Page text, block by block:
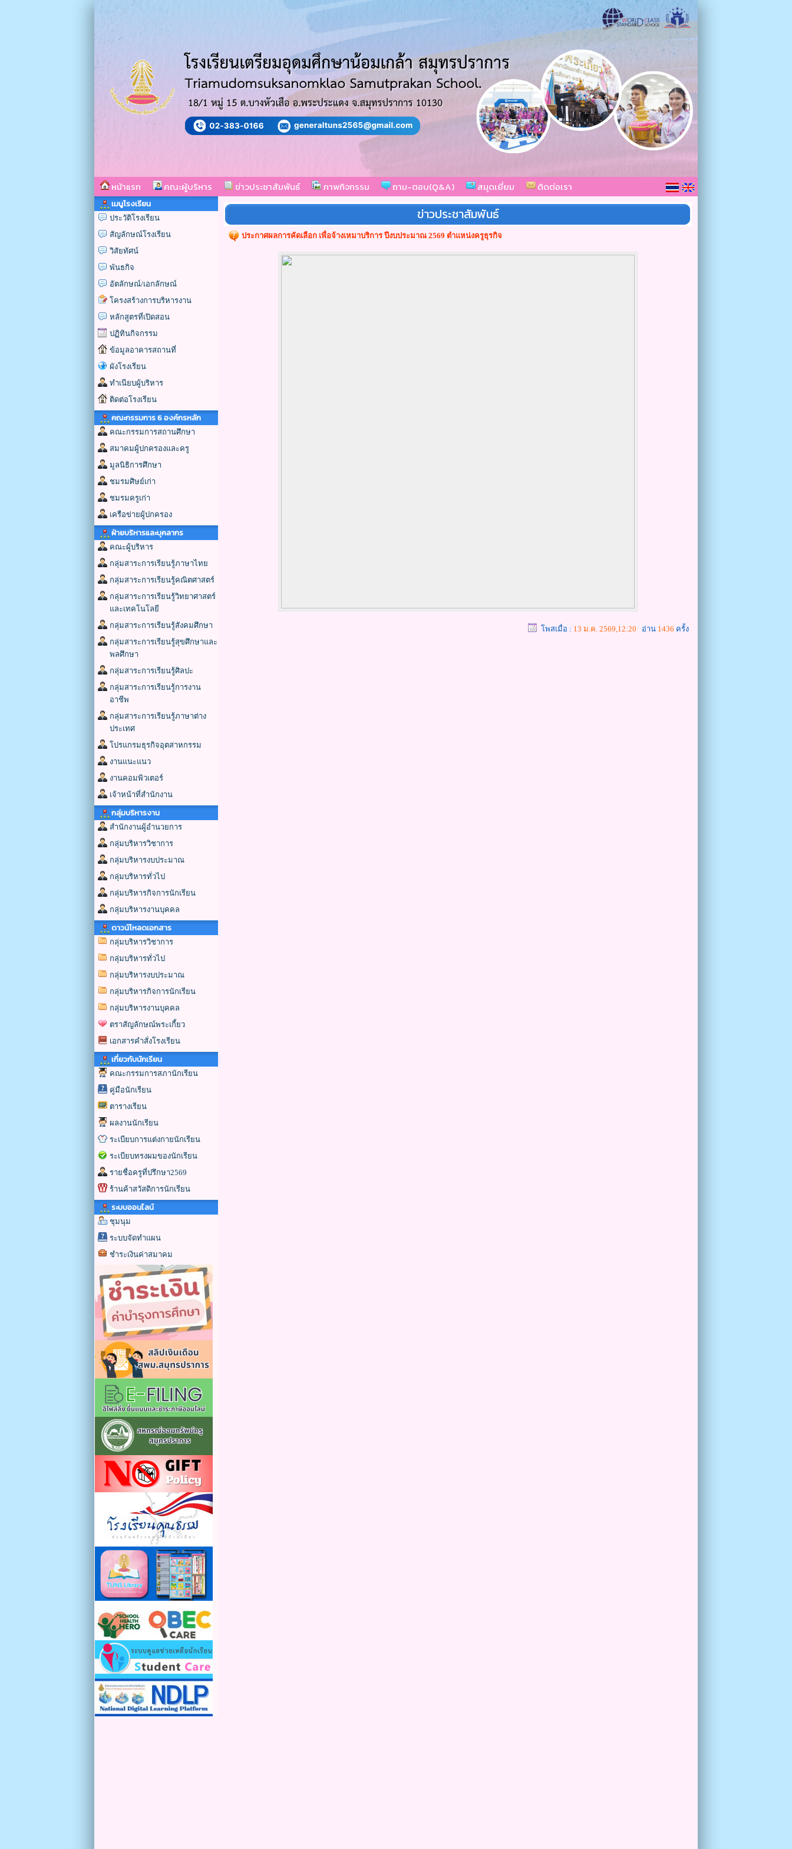
หน้าแรก คณะผู้บริหาร ข่าวประชาสัมพันธ์ ภาพกิจกรรม ถาม-ตอบ(Q&A) สมุดเยี่ยม ติดต่อเรา
เมนูโรงเรียน
ประวัติโรงเรียน
สัญลักษณ์โรงเรียน
วิสัยทัศน์
พันธกิจ
อัตลักษณ์/เอกลักษณ์
โครงสร้างการบริหารงาน
หลักสูตรที่เปิดสอน
ปฏิทินกิจกรรม
ข้อมูลอาคารสถานที่
ผังโรงเรียน
ทำเนียบผู้บริหาร
ติดต่อโรงเรียน
คณะกรรมการ 6 องค์กรหลัก
คณะกรรมการสถานศึกษา
สมาคมผู้ปกครองและครู
มูลนิธิการศึกษา
ชมรมศิษย์เก่า
ชมรมครูเก่า
เครือข่ายผู้ปกครอง
ฝ่ายบริหารและบุคลากร
คณะผู้บริหาร
กลุ่มสาระการเรียนรู้ภาษาไทย
กลุ่มสาระการเรียนรู้คณิตศาสตร์
กลุ่มสาระการเรียนรู้วิทยาศาสตร์
และเทคโนโลยี
กลุ่มสาระการเรียนรู้สังคมศึกษา
กลุ่มสาระการเรียนรู้สุขศึกษาและ
พลศึกษา
กลุ่มสาระการเรียนรู้ศิลปะ
กลุ่มสาระการเรียนรู้การงาน
อาชีพ
กลุ่มสาระการเรียนรู้ภาษาต่าง
ประเทศ
โปรแกรมธุรกิจอุตสาหกรรม
งานแนะแนว
งานคอมพิวเตอร์
เจ้าหน้าที่สำนักงาน
กลุ่มบริหารงาน
สำนักงานผู้อำนวยการ
กลุ่มบริหารวิชาการ
กลุ่มบริหารงบประมาณ
กลุ่มบริหารทั่วไป
กลุ่มบริหารกิจการนักเรียน
กลุ่มบริหารงานบุคคล
ดาวน์โหลดเอกสาร
กลุ่มบริหารวิชาการ
กลุ่มบริหารทั่วไป
กลุ่มบริหารงบประมาณ
กลุ่มบริหารกิจการนักเรียน
กลุ่มบริหารงานบุคคล
ตราสัญลักษณ์พระเกี้ยว
เอกสารคำสั่งโรงเรียน
เกี่ยวกับนักเรียน
คณะกรรมการสภานักเรียน
คู่มือนักเรียน
ตารางเรียน
ผลงานนักเรียน
ระเบียบการแต่งกายนักเรียน
ระเบียบทรงผมของนักเรียน
รายชื่อครูที่ปรึกษา2569
ร้านค้าสวัสดิการนักเรียน
ระบบออนไลน์
ชุมนุม
ระบบจัดทำแผน
ชำระเงินค่าสมาคม
ข่าวประชาสัมพันธ์
ประกาศผลการคัดเลือก เพื่อจ้างเหมาบริการ ปีงบประมาณ 2569 ตำแหน่งครูธุรกิจ
โพสเมื่อ : 13 ม.ค. 2569,12:20 อ่าน 1436 ครั้ง